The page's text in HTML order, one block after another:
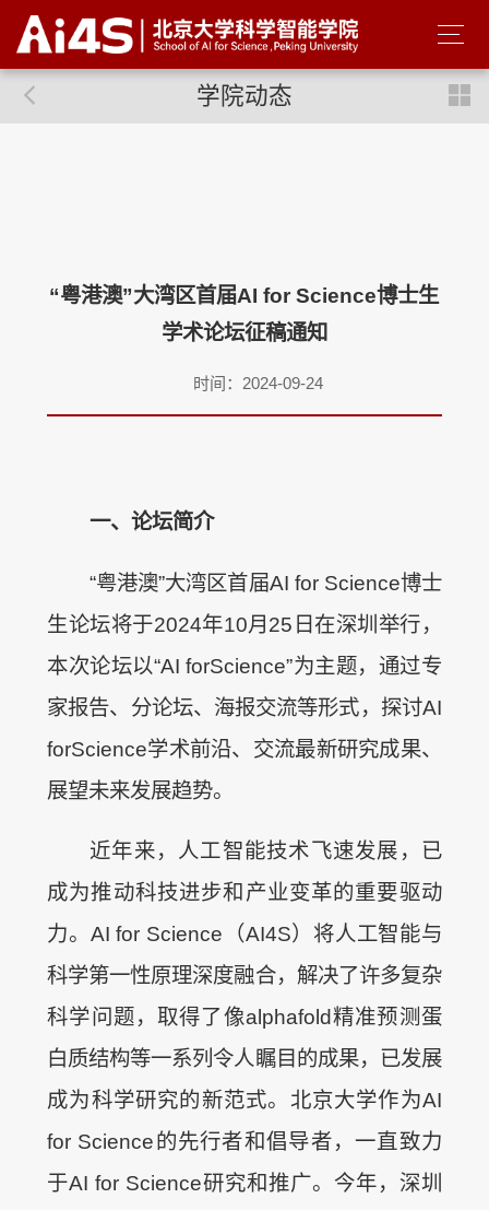
学院动态
“粤港澳”大湾区首届AI for Science博士生
学术论坛征稿通知
时间：2024-09-24
一、论坛简介
“粤港澳”大湾区首届AI for Science博士
生论坛将于2024年10月25日在深圳举行，
本次论坛以“AI forScience”为主题，通过专
家报告、分论坛、海报交流等形式，探讨AI
forScience学术前沿、交流最新研究成果、
展望未来发展趋势。
近年来，人工智能技术飞速发展，已
成为推动科技进步和产业变革的重要驱动
力。AI for Science（AI4S）将人工智能与
科学第一性原理深度融合，解决了许多复杂
科学问题，取得了像alphafold精准预测蛋
白质结构等一系列令人瞩目的成果，已发展
成为科学研究的新范式。北京大学作为AI
for Science的先行者和倡导者，一直致力
于AI for Science研究和推广。今年，深圳